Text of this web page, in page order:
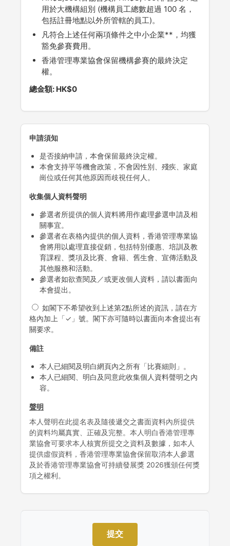
用於大機構組別 (機構員工總數超過 100 名，
包括註冊地點以外所管轄的員工)。
凡符合上述任何兩項條件之中小企業**，均獲
豁免參賽費用。
香港管理專業協會保留機構參賽的最終決定
權。
總金額: HK$0
申請須知
是否接納申請，本會保留最終決定權。
本會支持平等機會政策，不會因性別、殘疾、家庭
崗位或任何其他原因而歧視任何人。
收集個人資料聲明
參選者所提供的個人資料將用作處理參選申請及相
關事宜。
參選者在表格內提供的個人資料，香港管理專業協
會將用以處理直接促銷，包括特別優惠、培訓及教
育課程、獎項及比賽、會籍、舊生會、宣傳活動及
其他服務和活動。
參選者如欲查閱及／或更改個人資料，請以書面向
本會提出。
如閣下不希望收到上述第2點所述的資訊，請在方
格內加上「✓」號。閣下亦可隨時以書面向本會提出有
關要求。
備註
本人已細閱及明白網頁內之所有「比賽細則」。
本人已細閱、明白及同意此收集個人資料聲明之內
容。
聲明
本人聲明在此提名表及隨後遞交之書面資料內所提供
的資料均屬真實、正確及完整。本人明白香港管理專
業協會可要求本人核實所提交之資料及數據，如本人
提供虛假資料，香港管理專業協會保留取消本人參選
及於香港管理專業協會可持續發展獎 2026獲頒任何獎
項之權利。
提交